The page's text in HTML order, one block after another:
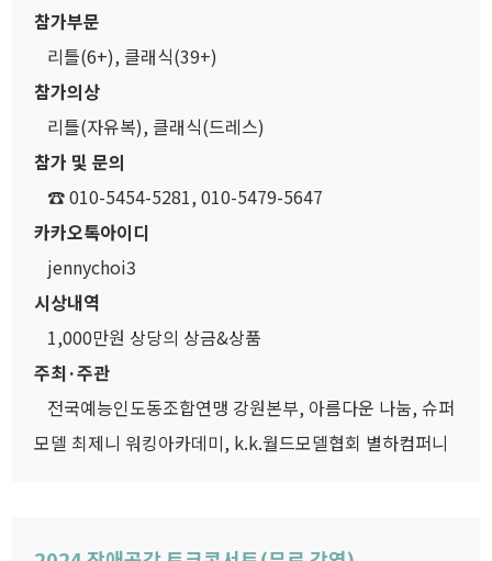
참가부문
리틀(6+), 클래식(39+)
참가의상
리틀(자유복), 클래식(드레스)
참가 및 문의
☎ 010-5454-5281, 010-5479-5647
카카오톡아이디
jennychoi3
시상내역
1,000만원 상당의 상금&상품
주최·주관
전국예능인도동조합연맹 강원본부, 아름다운 나눔, 슈퍼
모델 최제니 워킹아카데미, k.k.월드모델협회 별하컴퍼니